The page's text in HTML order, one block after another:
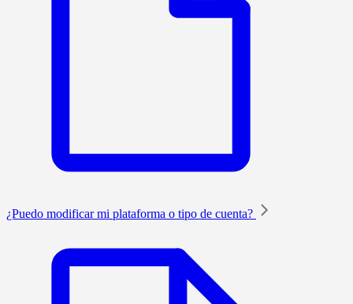
¿Puedo modificar mi plataforma o tipo de cuenta?